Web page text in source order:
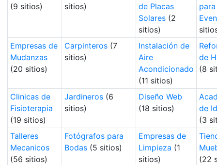
(9 sitios)
sitios)
de Placas
Solares(2
sitios)
para
Empresas de
Mudanzas
(20 sitios)
Carpinteros(7
sitios)
Instalación de
Aire
Acondicionado
(11 sitios)
de
(8
Clinicas de
Fisioterapia
(19 sitios)
Jardineros(6
sitios)
Diseño Web
(18 sitios)
de
(3
Talleres
Mecanicos
(56 sitios)
Fotógrafos para
Bodas(5 sitios)
Empresas de
Limpieza (1
sitios)
(22